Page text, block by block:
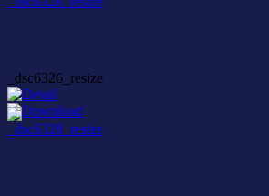
_dsc6326_resize